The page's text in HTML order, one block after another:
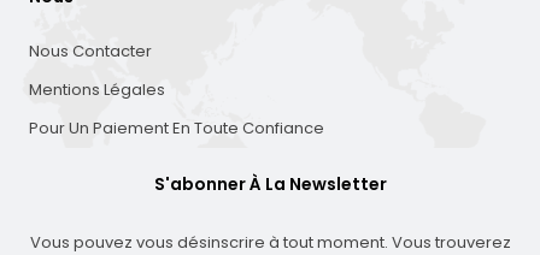
Nous Contacter
Mentions Légales
Pour Un Paiement En Toute Confiance
S'abonner À La Newsletter
Vous pouvez vous désinscrire à tout moment. Vous trouverez